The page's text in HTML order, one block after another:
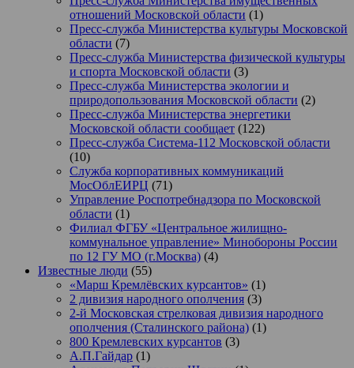
отношений Московской области (1)
Пресс-служба Министерства культуры Московской
области (7)
Пресс-служба Министерства физической культуры
и спорта Московской области (3)
Пресс-служба Министерства экологии и
природопользования Московской области (2)
Пресс-служба Министерства энергетики
Московской области сообщает (122)
Пресс-служба Система-112 Московской области
(10)
Служба корпоративных коммуникаций
МосОблЕИРЦ (71)
Управление Роспотребнадзора по Московской
области (1)
Филиал ФГБУ «Центральное жилищно-
коммунальное управление» Минобороны России
по 12 ГУ МО (г.Москва) (4)
Известные люди (55)
«Марш Кремлёвских курсантов» (1)
2 дивизия народного ополчения (3)
2-й Московская стрелковая дивизия народного
ополчения (Сталинского района) (1)
800 Кремлевских курсантов (3)
А.П.Гайдар (1)